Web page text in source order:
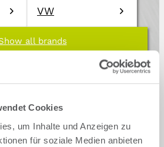
Cookies
um Inhalte und Anzeigen zu
für soziale Medien anbieten
VW
all brands